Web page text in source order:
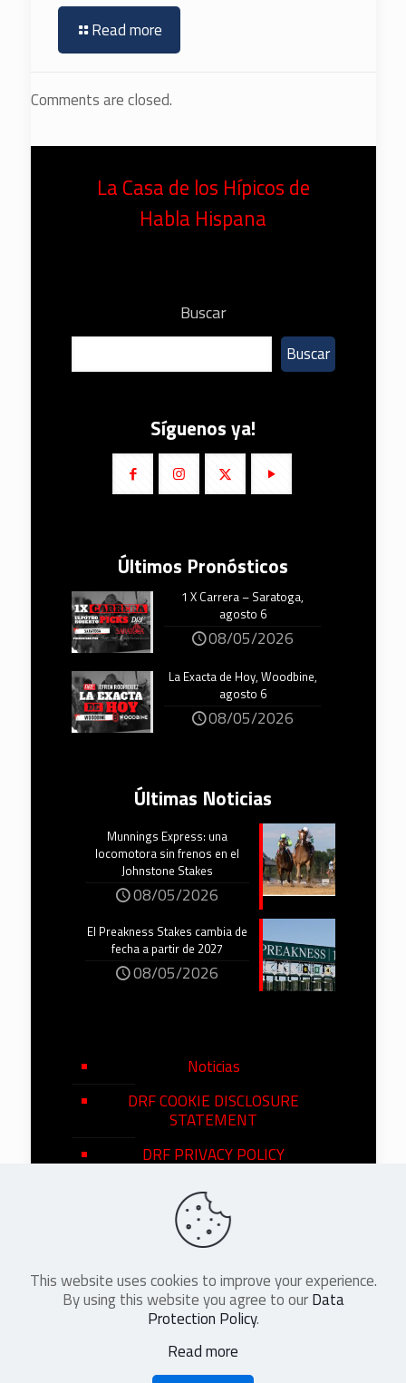
Read more
Comments are closed.
La Casa de los Hípicos de
Habla Hispana
Buscar
Buscar
Síguenos ya!
Últimos Pronósticos
1 X Carrera – Saratoga,
agosto 6
08/05/2026
La Exacta de Hoy, Woodbine,
agosto 6
08/05/2026
Últimas Noticias
Munnings Express: una
locomotora sin frenos en el
Johnstone Stakes
08/05/2026
El Preakness Stakes cambia de
fecha a partir de 2027
08/05/2026
Noticias
DRF COOKIE DISCLOSURE
STATEMENT
DRF PRIVACY POLICY
©2026DRF en Español. All Rights
Reserved
This website uses cookies to improve your experience.
By using this website you agree to ourData
Protection Policy.
Read more